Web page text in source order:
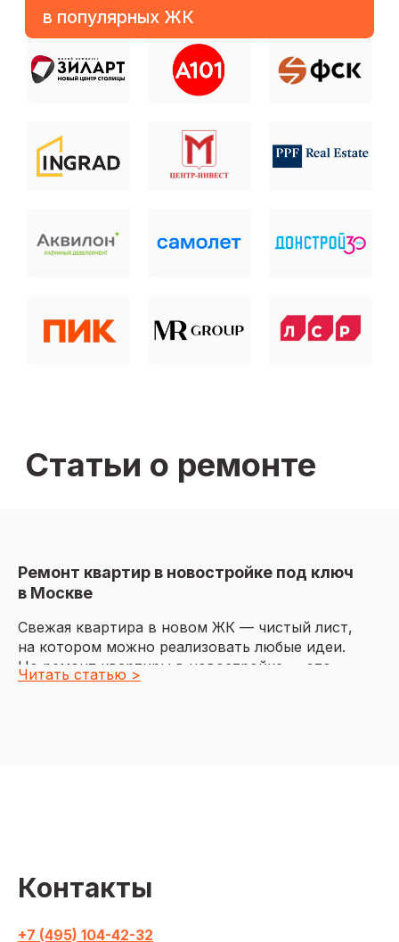
Ремонт квартир в новостройке под ключ
в Москве
Свежая квартира в новом ЖК — чистый лист,
на котором можно реализовать любые идеи.
Но ремонт квартиры в новостройке — это
масштабный проект с множеством этапов,
который превращает пространство с голыми
коммуникациями, отделкой и мебелью.
Читать статью >
Контакты
+7 (495) 104-42-32